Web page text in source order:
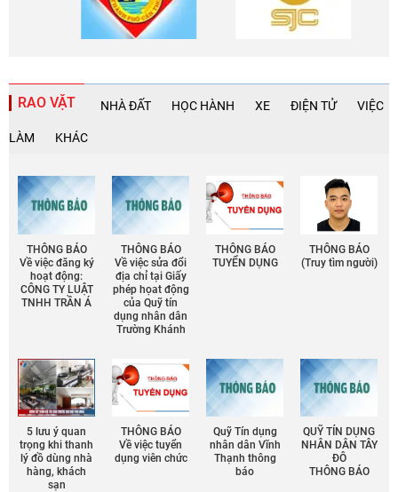
RAO VẶT NHÀ ĐẤT HỌC HÀNH XE ĐIỆN TỬ VIỆC
LÀM KHÁC
THÔNG BÁO
Về việc đăng ký
hoạt động:
CÔNG TY LUẬT
TNHH TRẦN Á
THÔNG BÁO
Về việc sửa đổi
địa chỉ tại Giấy
phép họat động
của Quỹ tín
dụng nhân dân
Trường Khánh
THÔNG BÁO
TUYỂN DỤNG
THÔNG BÁO
(Truy tìm người)
5 lưu ý quan
trọng khi thanh
lý đồ dùng nhà
hàng, khách
sạn
THÔNG BÁO
Về việc tuyển
dụng viên chức
Quỹ Tín dụng
nhân dân Vĩnh
Thạnh thông
báo
QUỸ TÍN DỤNG
NHÂN DÂN TÂY
ĐÔ
THÔNG BÁO